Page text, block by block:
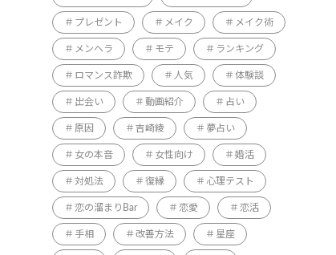
プレゼント メイク メイク術
メンヘラ モテ ランキング
ロマンス詐欺 人気 体験談
出会い 動画紹介 占い
原因 吉崎綾 夢占い
女の本音 女性向け 婚活
対処法 復縁 心理テスト
恋の溜まりBar 恋愛 恋活
手相 改善方法 星座